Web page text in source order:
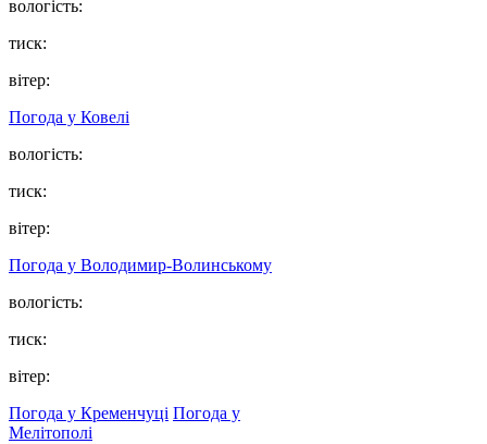
вологість:
тиск:
вітер:
Погода у Ковелі
вологість:
тиск:
вітер:
Погода у Володимир-Волинському
вологість:
тиск:
вітер:
Погода у Кременчуці Погода у
Мелітополі